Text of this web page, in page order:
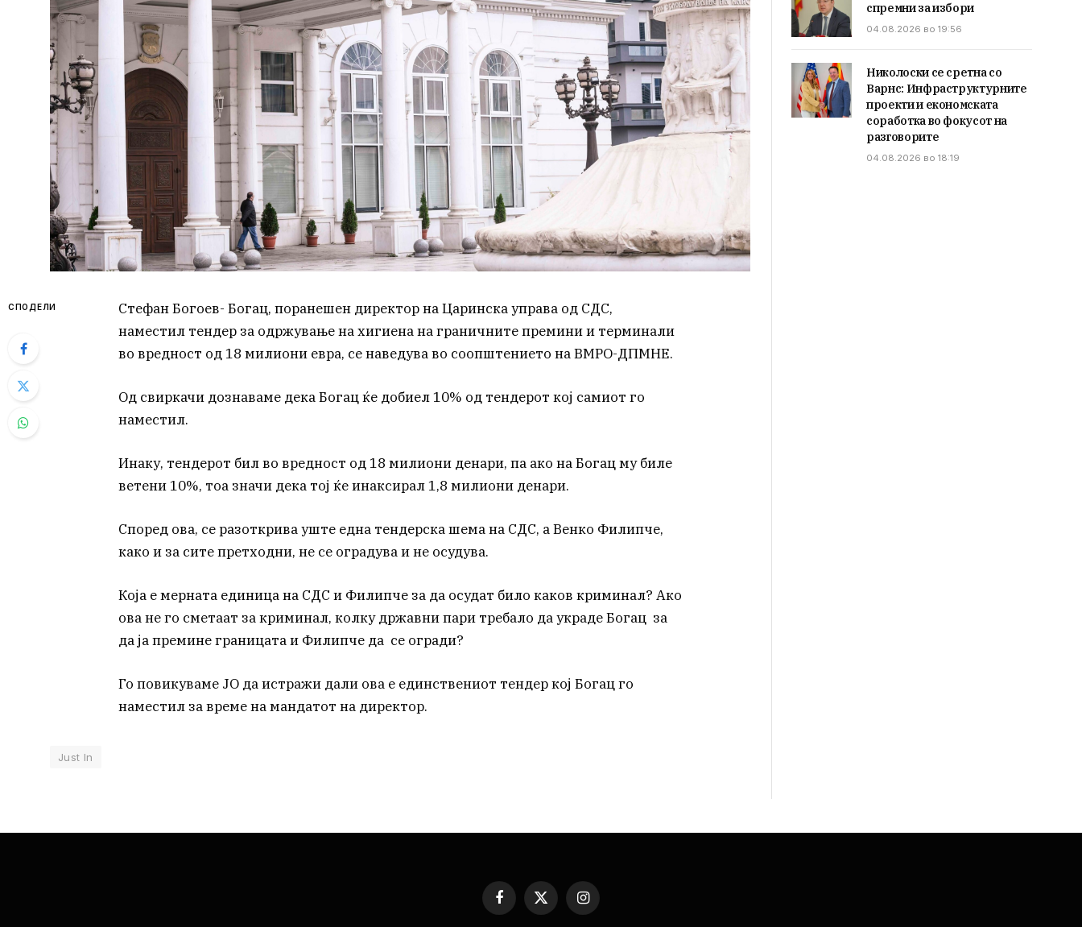
СПОДЕЛИ
Стефан Богоев- Богац, поранешен директор на Царинска управа од СДС,
наместил тендер за одржување на хигиена на граничните премини и терминали
во вредност од 18 милиони евра, се наведува во соопштението на ВМРО-ДПМНЕ.
Од свиркачи дознаваме дека Богац ќе добиел 10% од тендерот кој самиот го
наместил.
Инаку, тендерот бил во вредност од 18 милиони денари, па ако на Богац му биле
ветени 10%, тоа значи дека тој ќе инаксирал 1,8 милиони денари.
Според ова, се разоткрива уште една тендерска шема на СДС, а Венко Филипче,
како и за сите претходни, не се оградува и не осудува.
Која е мерната единица на СДС и Филипче за да осудат било каков криминал? Ако
ова не го сметаат за криминал, колку државни пари требало да украде Богац за
да ја премине границата и Филипче да се огради?
Го повикуваме ЈО да истражи дали ова е единствениот тендер кој Богац го
наместил за време на мандатот на директор.
Just In
спремни за избори
04.08.2026 во 19:56
Николоски се сретна со
Варнс: Инфраструктурните
проекти и економската
соработка во фокусот на
разговорите
04.08.2026 во 18:19
Facebook
X
Instagram